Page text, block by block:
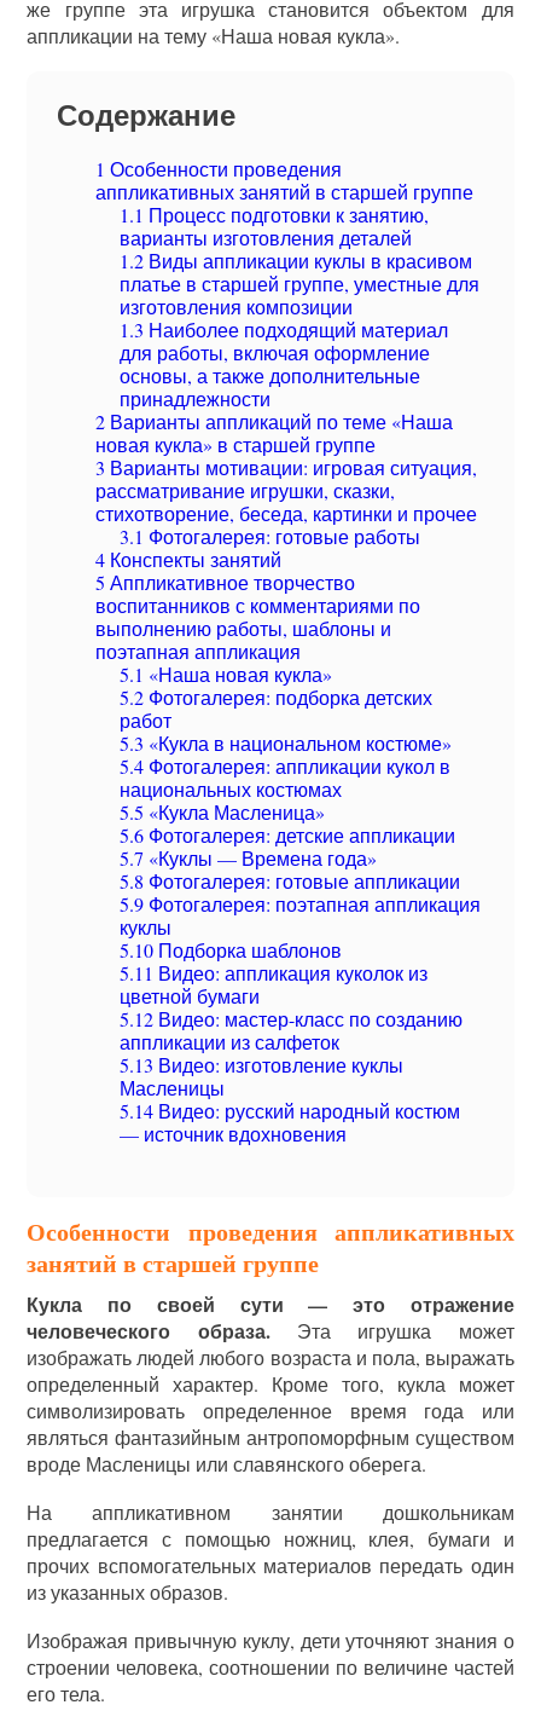
же группе эта игрушка становится объектом для
аппликации на тему «Наша новая кукла».
Содержание
1 Особенности проведения
аппликативных занятий в старшей группе
1.1 Процесс подготовки к занятию,
варианты изготовления деталей
1.2 Виды аппликации куклы в красивом
платье в старшей группе, уместные для
изготовления композиции
1.3 Наиболее подходящий материал
для работы, включая оформление
основы, а также дополнительные
принадлежности
2 Варианты аппликаций по теме «Наша
новая кукла» в старшей группе
3 Варианты мотивации: игровая ситуация,
рассматривание игрушки, сказки,
стихотворение, беседа, картинки и прочее
3.1 Фотогалерея: готовые работы
4 Конспекты занятий
5 Аппликативное творчество
воспитанников с комментариями по
выполнению работы, шаблоны и
поэтапная аппликация
5.1 «Наша новая кукла»
5.2 Фотогалерея: подборка детских
работ
5.3 «Кукла в национальном костюме»
5.4 Фотогалерея: аппликации кукол в
национальных костюмах
5.5 «Кукла Масленица»
5.6 Фотогалерея: детские аппликации
5.7 «Куклы — Времена года»
5.8 Фотогалерея: готовые аппликации
5.9 Фотогалерея: поэтапная аппликация
куклы
5.10 Подборка шаблонов
5.11 Видео: аппликация куколок из
цветной бумаги
5.12 Видео: мастер-класс по созданию
аппликации из салфеток
5.13 Видео: изготовление куклы
Масленицы
5.14 Видео: русский народный костюм
— источник вдохновения
Особенности проведения аппликативных
занятий в старшей группе
Кукла по своей сути — это отражение
человеческого образа.Эта игрушка может
изображать людей любого возраста и пола, выражать
определенный характер. Кроме того, кукла может
символизировать определенное время года или
являться фантазийным антропоморфным существом
вроде Масленицы или славянского оберега.
На аппликативном занятии дошкольникам
предлагается с помощью ножниц, клея, бумаги и
прочих вспомогательных материалов передать один
из указанных образов.
Изображая привычную куклу, дети уточняют знания о
строении человека, соотношении по величине частей
его тела.